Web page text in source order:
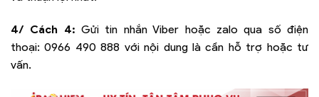
4/ Cách 4: Gửi tin nhắn Viber hoặc zalo qua số điện
thoại:0966 490 888 với nội dung là cần hỗ trợ hoặc tư
vấn.